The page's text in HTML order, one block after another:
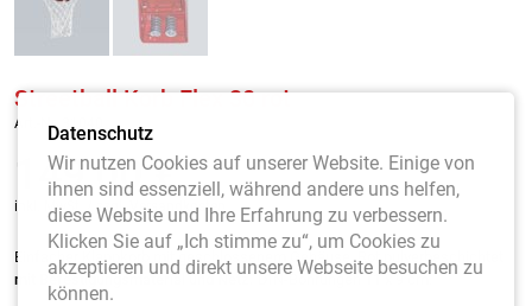
Streetball Korb Flex 30 rot
Art.-Nr. 31040
149,00€
inkl. MwSt. / zzgl. Versandkosten
Einfacher Klappkorb mit geschlossenem Gehäuse. Rot pulverbeschichtet
mit Befestigungsmaterial und Netz. DIN-Bohrungen 11 x 9 cm.
Datenschutz
Wir nutzen Cookies auf unserer Website. Einige von
ihnen sind essenziell, während andere uns helfen,
diese Website und Ihre Erfahrung zu verbessern.
Klicken Sie auf „Ich stimme zu“, um Cookies zu
akzeptieren und direkt unsere Webseite besuchen zu
können.